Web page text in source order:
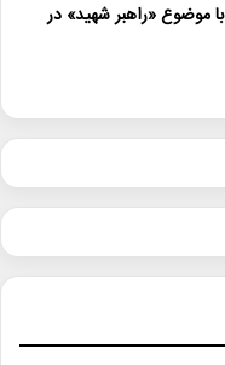
کتاب با موضوع «راهبر شهید» در